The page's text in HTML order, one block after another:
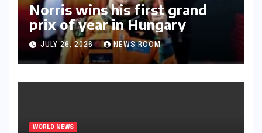
Norris wins his first grand
prix of year in Hungary​​
JULY 26, 2026 NEWS ROOM
WORLD NEWS